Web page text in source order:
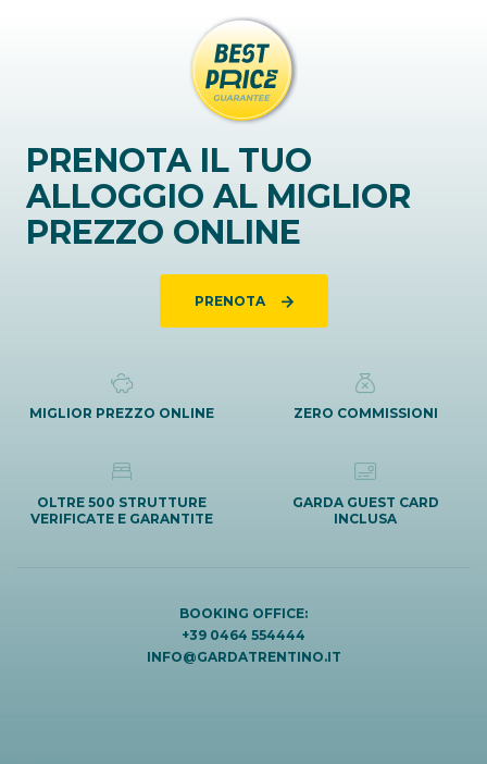
PRENOTA IL TUO
ALLOGGIO AL MIGLIOR
PREZZO ONLINE
PRENOTA
MIGLIOR PREZZO ONLINE ZERO COMMISSIONI
OLTRE 500 STRUTTURE
VERIFICATE E GARANTITE
GARDA GUEST CARD
INCLUSA
BOOKING OFFICE:
+39 0464 554444
INFO@GARDATRENTINO.IT